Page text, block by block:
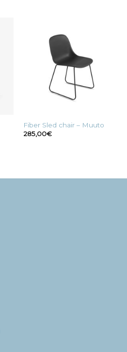
Fiber Sled chair – Muuto
285,00€